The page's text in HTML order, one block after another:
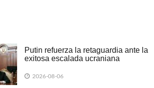
Putin refuerza la retaguardia ante la
exitosa escalada ucraniana
2026-08-06